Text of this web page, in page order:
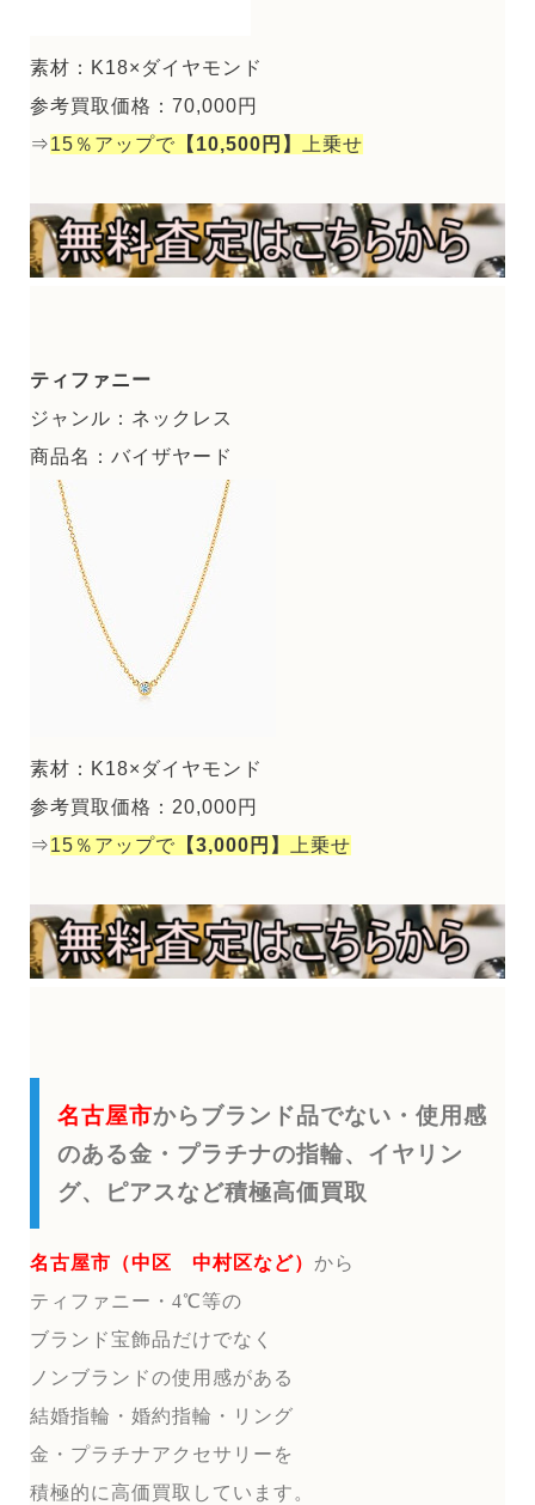
素材：K18×ダイヤモンド
参考買取価格：70,000円
⇒15％アップで 【10,500円】 上乗せ
ティファニー
ジャンル：ネックレス
商品名：バイザヤード
素材：K18×ダイヤモンド
参考買取価格：20,000円
⇒15％アップで 【3,000円】 上乗せ
名古屋市からブランド品でない・使用感
のある金・プラチナの指輪、イヤリン
グ、ピアスなど積極高価買取
名古屋市（中区 中村区など） から
ティファニー・4℃等の
ブランド宝飾品だけでなく
ノンブランドの使用感がある
結婚指輪・婚約指輪・リング
金・プラチナアクセサリーを
積極的に高価買取しています。